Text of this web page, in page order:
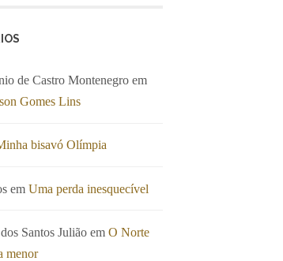
de Castro Montenegro em
Gomes Lins
bisavó Olímpia
em Uma perda inesquecível
Santos Julião em O Norte
menor